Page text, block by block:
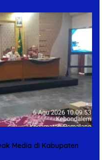
Media di Kabupaten